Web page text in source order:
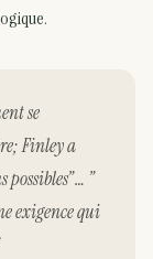
se
Finley a
… ”
exigence qui